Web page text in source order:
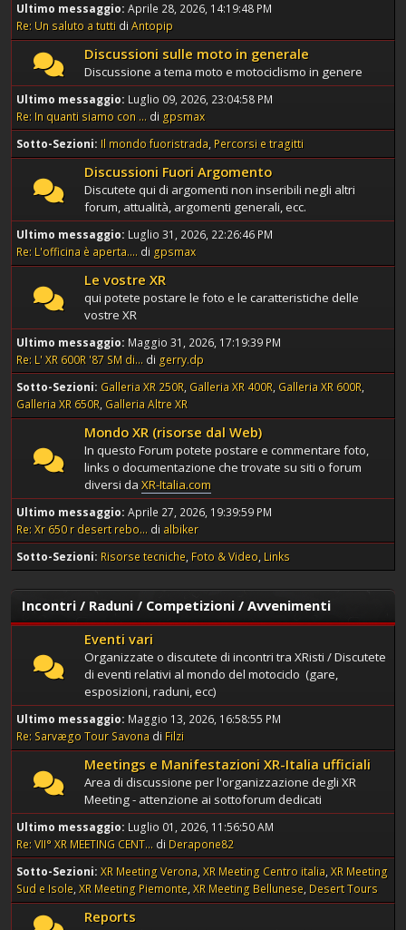
Ultimo messaggio: Aprile 28, 2026, 14:19:48 PM
Re: Un saluto a tutti di Antopip
Discussioni sulle moto in generale
Discussione a tema moto e motociclismo in genere
Ultimo messaggio: Luglio 09, 2026, 23:04:58 PM
Re: In quanti siamo con ... di gpsmax
Sotto-Sezioni Il mondo fuoristrada Percorsi e tragitti
Discussioni Fuori Argomento
Discutete qui di argomenti non inseribili negli altri
forum, attualità, argomenti generali, ecc.
Ultimo messaggio: Luglio 31, 2026, 22:26:46 PM
Re: L'officina è aperta.... di gpsmax
Le vostre XR
qui potete postare le foto e le caratteristiche delle
vostre XR
Ultimo messaggio: Maggio 31, 2026, 17:19:39 PM
Re: L' XR 600R '87 SM di... di gerry.dp
Sotto-Sezioni Galleria XR 250R Galleria XR 400R Galleria XR 600R
Galleria XR 650R Galleria Altre XR
Mondo XR (risorse dal Web)
In questo Forum potete postare e commentare foto,
links o documentazione che trovate su siti o forum
diversi da XR-Italia.com
Ultimo messaggio: Aprile 27, 2026, 19:39:59 PM
Re: Xr 650 r desert rebo... di albiker
Sotto-Sezioni Risorse tecniche Foto & Video Links
Incontri / Raduni / Competizioni / Avvenimenti
Eventi vari
Organizzate o discutete di incontri tra XRisti / Discutete
di eventi relativi al mondo del motociclo (gare,
esposizioni, raduni, ecc)
Ultimo messaggio: Maggio 13, 2026, 16:58:55 PM
Re: Sarvægo Tour Savona di Filzi
Meetings e Manifestazioni XR-Italia ufficiali
Area di discussione per l'organizzazione degli XR
Meeting - attenzione ai sottoforum dedicati
Ultimo messaggio: Luglio 01, 2026, 11:56:50 AM
Re: VII° XR MEETING CENT... di Derapone82
Sotto-Sezioni XR Meeting Verona XR Meeting Centro italia XR Meeting
Sud e Isole XR Meeting Piemonte XR Meeting Bellunese Desert Tours
Reports